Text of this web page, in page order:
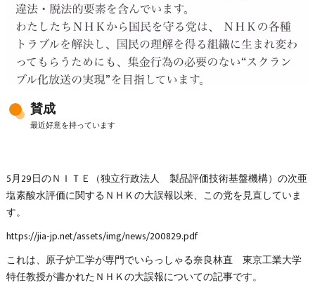
賛成
最近好意を持っています
5月29日のＮＩＴＥ（独立行政法人 製品評価技術基盤機構）の次亜
塩素酸水評価に関するＮＨＫの大誤報以来、この党を見直していま
す。
https://jia-jp.net/assets/img/news/200829.pdf
これは、原子炉工学が専門でいらっしゃる奈良林直 東京工業大学
特任教授が書かれたＮＨＫの大誤報についての記事です。